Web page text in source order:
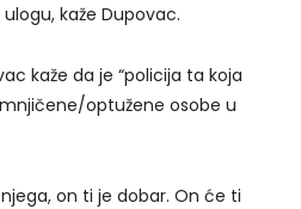
kaže Dupovac.
kaže da je “policija ta koja
optužene osobe u
njega, on ti je dobar. On će ti